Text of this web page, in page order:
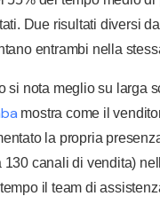
Due risultati diversi
entrambi nella
si nota meglio su larga
mostra come il
la propria
canali di vendita)
il team di